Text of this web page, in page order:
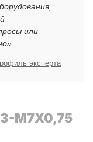
или
эксперта
M7X0,75